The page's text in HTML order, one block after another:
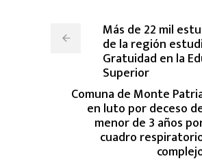
Más de 22 mil
de la región
Gratuidad en la
Superior
Comuna de Monte
en luto por deceso
menor de 3 años
cuadro